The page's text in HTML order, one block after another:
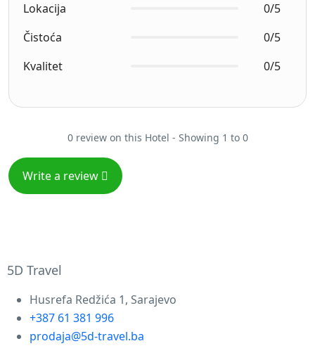
Lokacija
0/5
Čistoća
0/5
Kvalitet
0/5
0 review on this Hotel - Showing 1 to 0
Write a review
5D Travel
Husrefa Redžića 1, Sarajevo
+387 61 381 996
prodaja@5d-travel.ba